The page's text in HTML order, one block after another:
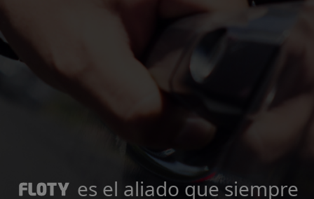
es el aliado que siempre